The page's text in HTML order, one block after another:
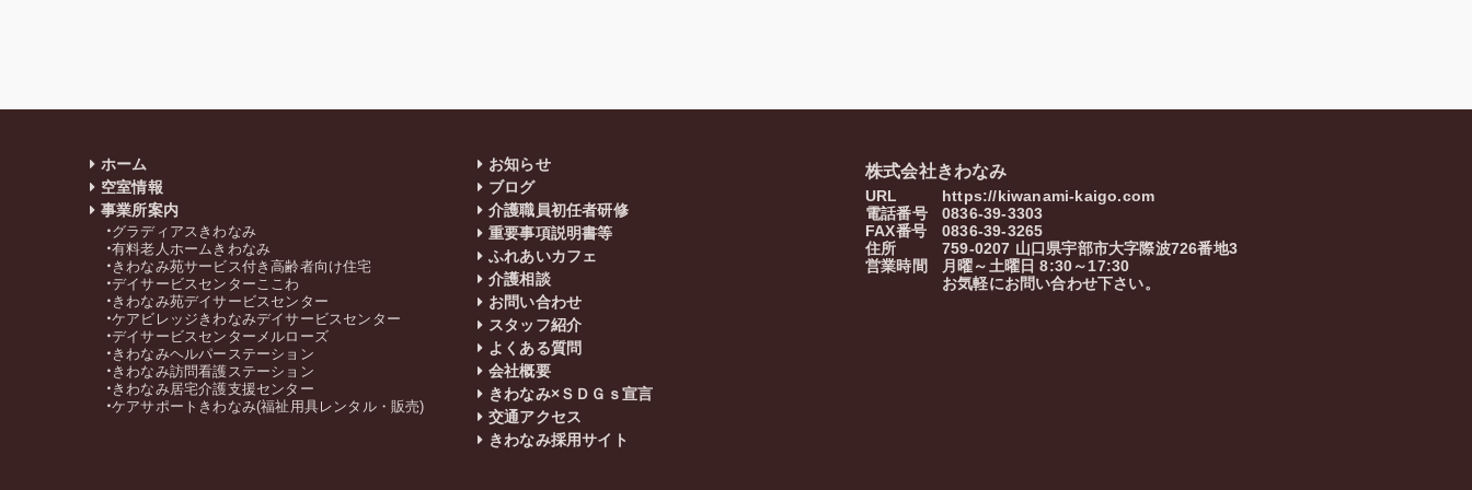
ホーム
空室情報
事業所案内
グラディアスきわなみ
有料老人ホームきわなみ
きわなみ苑サービス付き高齢者向け住宅
デイサービスセンターここわ
きわなみ苑デイサービスセンター
ケアビレッジきわなみデイサービスセンター
デイサービスセンターメルローズ
きわなみヘルパーステーション
きわなみ訪問看護ステーション
きわなみ居宅介護支援センター
ケアサポートきわなみ(福祉用具レンタル・販売)
お知らせ
ブログ
介護職員初任者研修
重要事項説明書等
ふれあいカフェ
介護相談
お問い合わせ
スタッフ紹介
よくある質問
会社概要
きわなみ×ＳＤＧｓ宣言
交通アクセス
きわなみ採用サイト
株式会社きわなみ
URL
https://kiwanami-kaigo.com
電話番号
0836-39-3303
FAX番号
0836-39-3265
住所
759-0207 山口県宇部市大字際波726番地3
営業時間
月曜～土曜日 8:30～17:30
お気軽にお問い合わせ下さい。